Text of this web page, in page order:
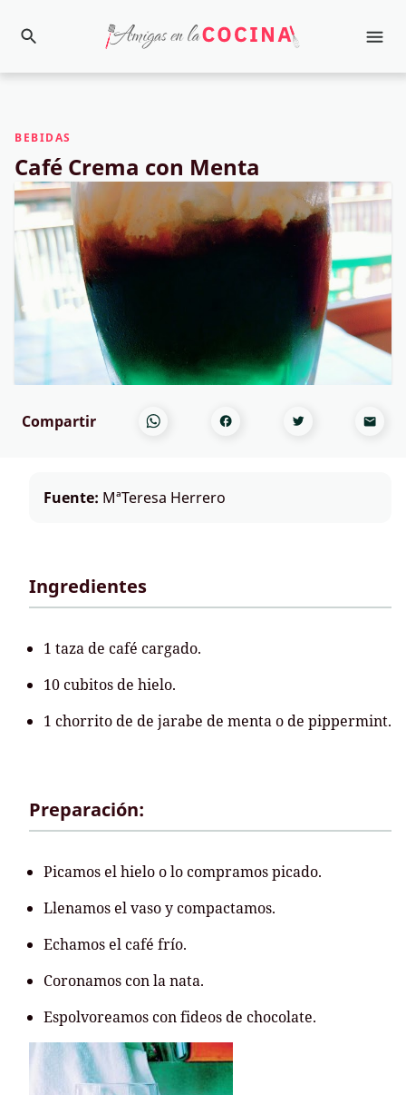
BEBIDAS
Café Crema con Menta
Compartir
Fuente: MªTeresa Herrero
Ingredientes
1 taza de café cargado.
10 cubitos de hielo.
1 chorrito de de jarabe de menta o de pippermint.
Preparación:
Picamos el hielo o lo compramos picado.
Llenamos el vaso y compactamos.
Echamos el café frío.
Coronamos con la nata.
Espolvoreamos con fideos de chocolate.